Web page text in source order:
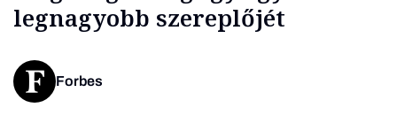
legnagyobb szereplőjét
Forbes